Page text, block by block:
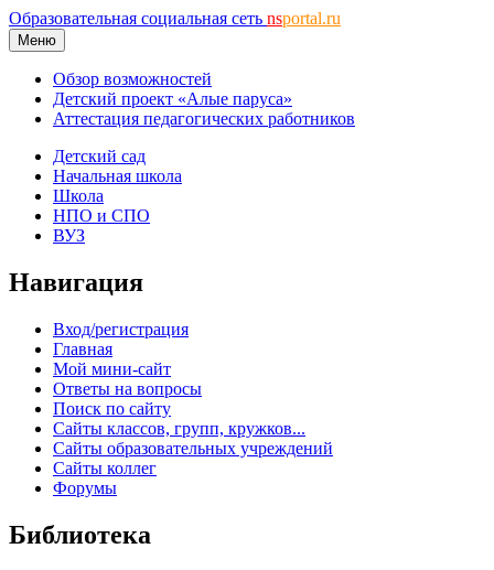
Образовательная социальная сеть nsportal.ru
Меню
Обзор возможностей
Детский проект «Алые паруса»
Аттестация педагогических работников
Детский сад
Начальная школа
Школа
НПО и СПО
ВУЗ
Навигация
Вход/регистрация
Главная
Мой мини-сайт
Ответы на вопросы
Поиск по сайту
Сайты классов, групп, кружков...
Сайты образовательных учреждений
Сайты коллег
Форумы
Библиотека